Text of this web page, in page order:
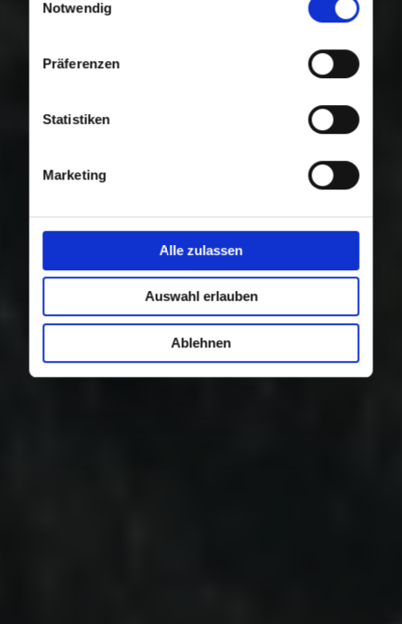
Nutzung der Dienste gesammelt haben.
Notwendig
Präferenzen
Statistiken
Marketing
Alle zulassen
Auswahl erlauben
Ablehnen